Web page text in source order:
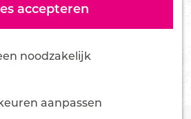
accepteren
noodzakelijk
aanpassen
Team
Bestuur
Tourist Info Ede